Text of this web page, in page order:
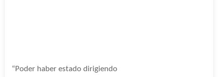
“Poder haber estado dirigiendo